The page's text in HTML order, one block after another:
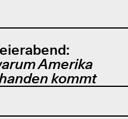
Amerika
kommt